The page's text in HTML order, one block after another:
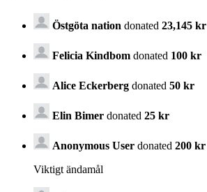
Östgöta nation donated 23,145 kr
Felicia Kindbom donated 100 kr
Alice Eckerberg donated 50 kr
Elin Bimer donated 25 kr
Anonymous User donated 200 kr
Viktigt ändamål